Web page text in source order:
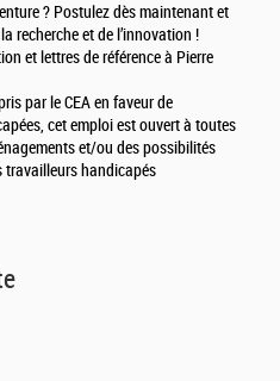
? Postulez dès maintenant et
recherche et de l’innovation !
et lettres de référence à Pierre
par le CEA en faveur de
cet emploi est ouvert à toutes
et/ou des possibilités
handicapés